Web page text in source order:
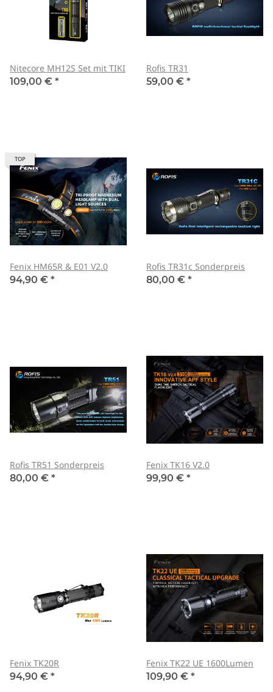
Nitecore MH12S Set mit TIKI
109,00 € *
Rofis TR31
59,00 € *
TOP
Fenix HM65R & E01 V2.0
94,90 € *
Rofis TR31c Sonderpreis
80,00 € *
Rofis TR51 Sonderpreis
80,00 € *
Fenix TK16 V2.0
99,90 € *
Fenix TK20R
94,90 € *
Fenix TK22 UE 1600Lumen
109,90 € *